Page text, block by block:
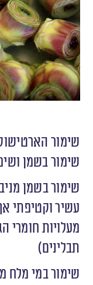
שימור
שימור בשמן
שימור בשמן
עשיר וקטיפתי
מעלויות חומרי
תבלינים)
שימור במי מלח